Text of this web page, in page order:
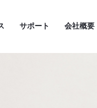
サポート 会社概要